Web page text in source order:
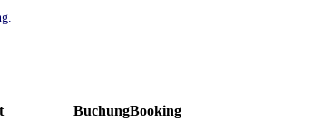
BuchungBooking